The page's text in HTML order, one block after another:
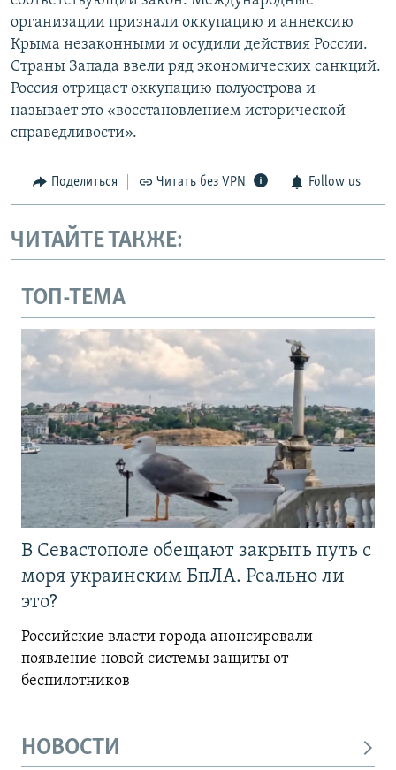
организации признали оккупацию и аннексию
Крыма незаконными и осудили действия России.
Страны Запада ввели ряд экономических санкций.
Россия отрицает оккупацию полуострова и
называет это «восстановлением исторической
справедливости».
Поделиться Читать без VPN Follow us
ЧИТАЙТЕ ТАКЖЕ:
ТОП-ТЕМА
В Севастополе обещают закрыть путь с
моря украинским БпЛА. Реально ли
это?
Российские власти города анонсировали
появление новой системы защиты от
беспилотников
НОВОСТИ